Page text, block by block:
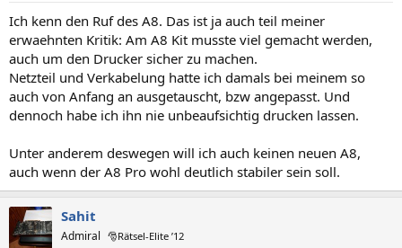
Ich kenn den Ruf des A8. Das ist ja auch teil meiner
erwaehnten Kritik: Am A8 Kit musste viel gemacht werden,
auch um den Drucker sicher zu machen.
Netzteil und Verkabelung hatte ich damals bei meinem so
auch von Anfang an ausgetauscht, bzw angepasst. Und
dennoch habe ich ihn nie unbeaufsichtig drucken lassen.
Unter anderem deswegen will ich auch keinen neuen A8,
auch wenn der A8 Pro wohl deutlich stabiler sein soll.
Sahit
Admiral 🎅Rätsel-Elite ’12